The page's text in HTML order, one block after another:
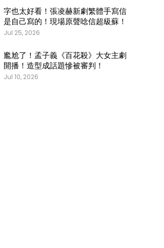
字也太好看！張凌赫新劇繁體手寫信
是自己寫的！現場原聲唸信超級蘇！
Jul 25, 2026
尷尬了！孟子義《百花殺》大女主劇
開播！造型成話題慘被審判！
Jul 10, 2026